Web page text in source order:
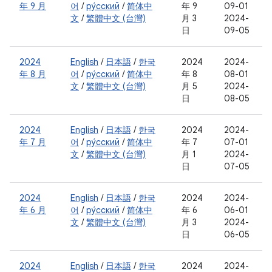
年 9 月
어 /ру́сский /简体中
文 /繁體中文 (台灣)
年 9
月 3
日
09-01
2024-
09-05
2024
年 8 月
English / 日本語 / 한국
어 /ру́сский /简体中
文 /繁體中文 (台灣)
2024
年 8
月 5
日
2024-
08-01
2024-
08-05
2024
年 7 月
English / 日本語 / 한국
어 /ру́сский /简体中
文 /繁體中文 (台灣)
2024
年 7
月 1
日
2024-
07-01
2024-
07-05
2024
年 6 月
English / 日本語 / 한국
어 /ру́сский /简体中
文 /繁體中文 (台灣)
2024
年 6
月 3
日
2024-
06-01
2024-
06-05
2024
English / 日本語 / 한국
2024
2024-